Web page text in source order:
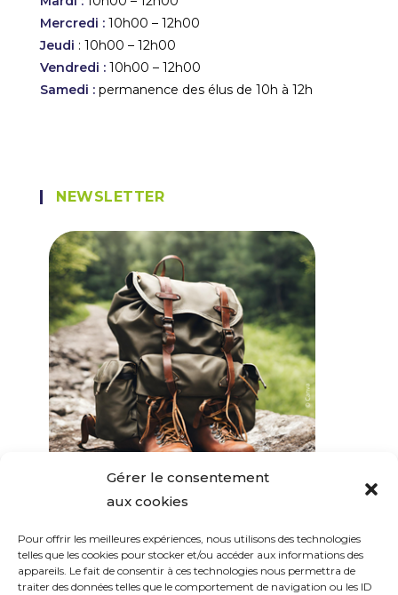
Gérer le consentement
aux cookies
Pour offrir les meilleures expériences, nous utilisons des technologies
telles que les cookies pour stocker et/ou accéder aux informations des
appareils. Le fait de consentir à ces technologies nous permettra de
traiter des données telles que le comportement de navigation ou les ID
Mercredi : 10h00 – 12h00
Jeudi : 10h00 – 12h00
Vendredi : 10h00 – 12h00
Samedi : permanence des élus de 10h à 12h
NEWSLETTER
SUIVEZ-NOUS